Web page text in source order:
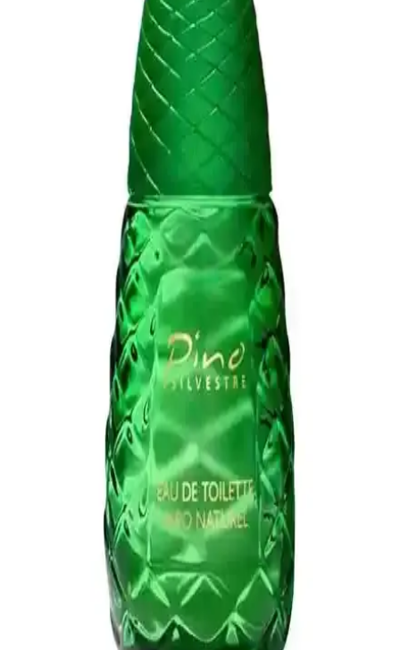
notalar, kalıcılık ve tarzınıza uygun seçimler ile kendinizi daha
özgüvenli hissetmenizi sağlar.
Erkekler İçin Kalıcı ve Baharatlı Parfüm Seçenekleri
ve Kullanım İpuçları
Kalıcı ve baharatlı erkek parfümleri, yoğun ve etkili yapılarıyla gün
boyu kalıcılık sağlar. Baharat notalarıyla zenginleşen bu parfümler,
sofistike ve maskülen bir izlenim bırakır.
Odunsu Erkek Parfümleri: Maskülenlik ve Derinlik
Arayanlar İçin Kapsamlı Rehber
Odunsu erkek parfümleri, maskülenlik ve derinlik arayanlar için
kalıcılığı ve etkileyici yapısıyla öne çıkar. Günlük ve özel
kullanımlar için ideal olan bu kokular, tarzınızı güçlendirmeye
Erkekler İçin Kaliteli Parfüm Seçenekleri ve
Kullanım İpuçları
Kaliteli erkek parfümleri, özgün notalar ve kalıcılıklarıyla kişisel
bakımda önemli rol oynar. Marka ve kullanım alanına göre doğru
seçim, özgüven ve izlenim güçlendirir.
Erkekler İçin Çekiciliği Artıran Parfüm Alternatifleri
ve Seçim İpuçları
Erkekler için afrodizyak etkili parfümler, kişisel çekiciliği artırır,
özgüveni güçlendirir ve duygusal bağları kuvvetlendirir. Doğru
parfüm seçimiyle tarzınıza uygun etkileyici kokulara ulaşabilirsiniz.
Dior Sauvage Elixir: Modern Erkekler İçin Yoğun
ve Kalıcı Parfüm Seçeneği
Dior Sauvage Elixir, yoğun yapısı ve kalıcılığıyla modern erkeğin
favorisi olmaya aday, ferah ve odunsu aromalarla öne çıkan lüks bir